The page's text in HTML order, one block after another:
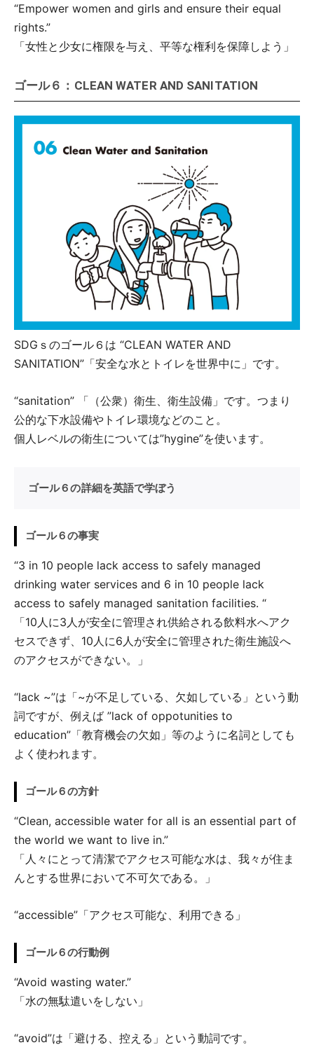
“Empower women and girls and ensure their equal
rights.”
「女性と少女に権限を与え、平等な権利を保障しよう」
ゴール６：CLEAN WATER AND SANITATION
SDGｓのゴール６は “CLEAN WATER AND
SANITATION”「安全な水とトイレを世界中に」です。
“sanitation” 「（公衆）衛生、衛生設備」です。つまり
公的な下水設備やトイレ環境などのこと。
個人レベルの衛生については”hygine”を使います。
ゴール６の詳細を英語で学ぼう
ゴール６の事実
“3 in 10 people lack access to safely managed
drinking water services and 6 in 10 people lack
access to safely managed sanitation facilities. “
「10人に3人が安全に管理され供給される飲料水へアク
セスできず、10人に6人が安全に管理された衛生施設へ
のアクセスができない。」
“lack ~”は「~が不足している、欠如している」という動
詞ですが、例えば ”lack of oppotunities to
education”「教育機会の欠如」等のように名詞としても
よく使われます。
ゴール６の方針
“Clean, accessible water for all is an essential part of
the world we want to live in.”
「人々にとって清潔でアクセス可能な水は、我々が住ま
んとする世界において不可欠である。」
“accessible”「アクセス可能な、利用できる」
ゴール６の行動例
“Avoid wasting water.”
「水の無駄遣いをしない」
“avoid”は「避ける、控える」という動詞です。